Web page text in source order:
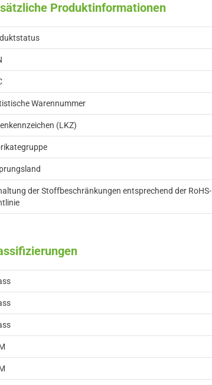
Produktinformationen
Warennummer
(LKZ)
der Stoffbeschränkungen entsprechend der RoHS-